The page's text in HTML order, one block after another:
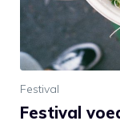
Festival
Festival